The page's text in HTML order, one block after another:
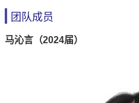
团队成员
马沁言（2024届）